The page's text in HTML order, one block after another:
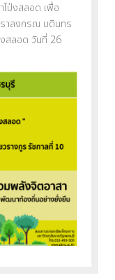
ป่งสลอด เพื่อ
ราลงกรณ บดินทร
สลอด วันที่ 26